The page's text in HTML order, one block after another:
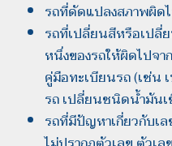
รถที่ดัดแปลงสภาพผิด
รถที่เปลี่ยนสีหรือเปลี่
หนึ่งของรถให้ผิดไปจ
คู่มือทะเบียนรถ (เช่น
รถ เปลี่ยนชนิดน้ำมัน
รถที่มีปัญหาเกี่ยวกับเ